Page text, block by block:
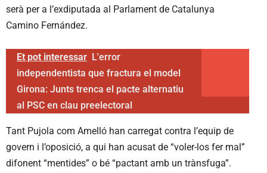
serà per a l’exdiputada al Parlament de Catalunya
Camino Fernández.
Et pot interessar L'error
independentista que fractura el model
Girona: Junts trenca el pacte alternatiu
al PSC en clau preelectoral
Tant Pujola com Amelló han carregat contra l’equip de
govern i l’oposició, a qui han acusat de “voler-los fer mal”
difonent “mentides” o bé “pactant amb un trànsfuga”.